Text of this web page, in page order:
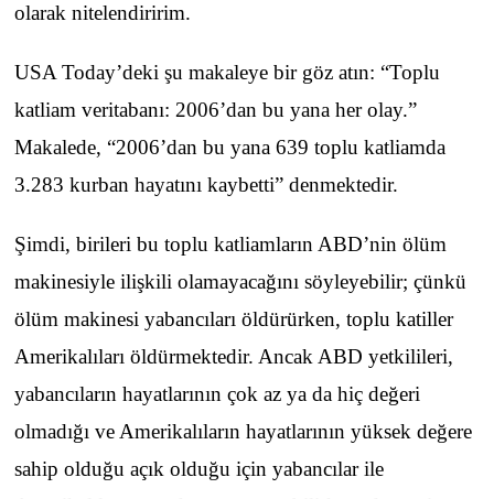
olarak nitelendiririm.
USA Today’deki şu makaleye bir göz atın: “Toplu
katliam veritabanı: 2006’dan bu yana her olay.”
Makalede, “2006’dan bu yana 639 toplu katliamda
3.283 kurban hayatını kaybetti” denmektedir.
Şimdi, birileri bu toplu katliamların ABD’nin ölüm
makinesiyle ilişkili olamayacağını söyleyebilir; çünkü
ölüm makinesi yabancıları öldürürken, toplu katiller
Amerikalıları öldürmektedir. Ancak ABD yetkilileri,
yabancıların hayatlarının çok az ya da hiç değeri
olmadığı ve Amerikalıların hayatlarının yüksek değere
sahip olduğu açık olduğu için yabancılar ile